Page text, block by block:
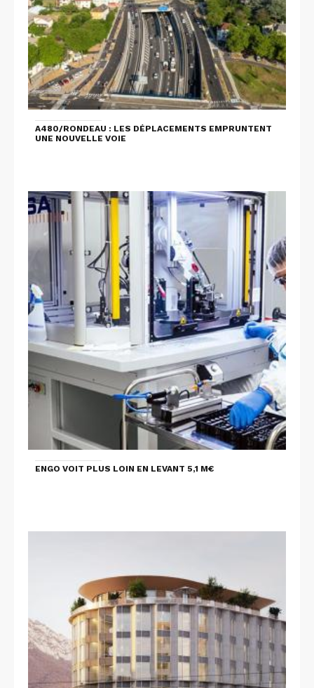
A480/RONDEAU : LES DÉPLACEMENTS EMPRUNTENT
UNE NOUVELLE VOIE
ENGO VOIT PLUS LOIN EN LEVANT 5,1 M€